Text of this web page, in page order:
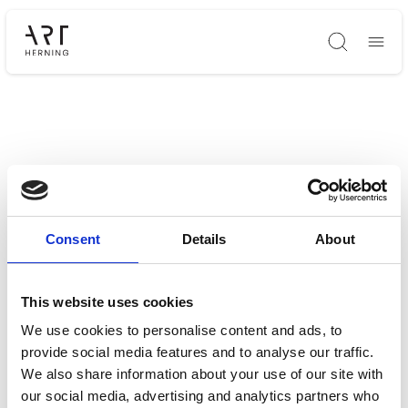
Consent Details About
This website uses cookies
We use cookies to personalise content and ads, to
provide social media features and to analyse our traffic.
We also share information about your use of our site with
our social media, advertising and analytics partners who
Søg